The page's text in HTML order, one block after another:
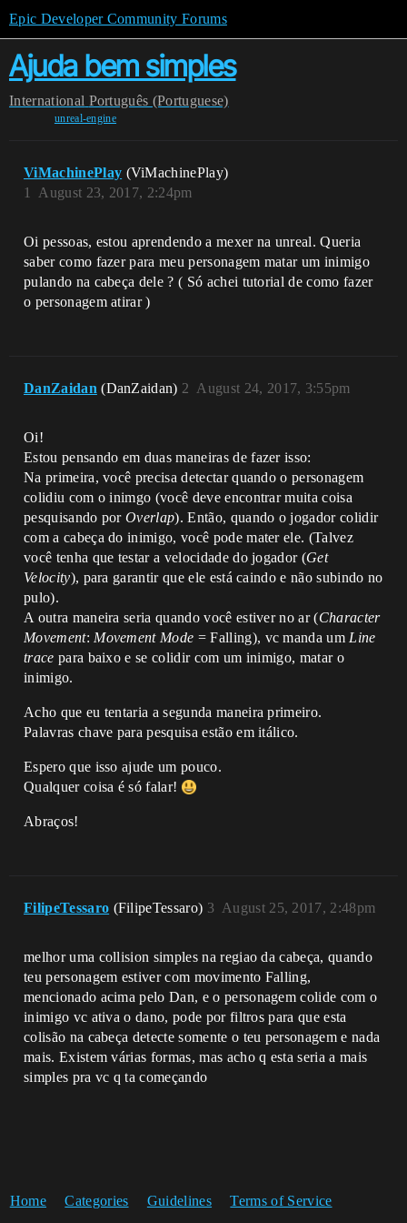
Epic Developer Community Forums
Ajuda bem simples
International Português (Portuguese)
unreal-engine
ViMachinePlay (ViMachinePlay)
August 23, 2017, 2:24pm
1
Oi pessoas, estou aprendendo a mexer na unreal. Queria
saber como fazer para meu personagem matar um inimigo
pulando na cabeça dele ? ( Só achei tutorial de como fazer
o personagem atirar )
DanZaidan (DanZaidan) August 24, 2017, 3:55pm
2
Oi!
Estou pensando em duas maneiras de fazer isso:
Na primeira, você precisa detectar quando o personagem
colidiu com o inimgo (você deve encontrar muita coisa
pesquisando porOverlap). Então, quando o jogador colidir
com a cabeça do inimigo, você pode mater ele. (Talvez
você tenha que testar a velocidade do jogador (Get
Velocity), para garantir que ele está caindo e não subindo no
pulo).
A outra maneira seria quando você estiver no ar (Character
Movement: Movement Mode = Falling), vc manda um Line
trace para baixo e se colidir com um inimigo, matar o
inimigo.
Acho que eu tentaria a segunda maneira primeiro.
Palavras chave para pesquisa estão em itálico.
Espero que isso ajude um pouco.
Qualquer coisa é só falar!
Abraços!
FilipeTessaro (FilipeTessaro) August 25, 2017, 2:48pm
3
melhor uma collision simples na regiao da cabeça, quando
teu personagem estiver com movimento Falling,
mencionado acima pelo Dan, e o personagem colide com o
inimigo vc ativa o dano, pode por filtros para que esta
colisão na cabeça detecte somente o teu personagem e nada
mais. Existem várias formas, mas acho q esta seria a mais
simples pra vc q ta começando
Home Categories Guidelines Terms of Service